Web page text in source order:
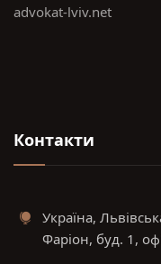
advokat-lviv.net
Контакти
Україна,
Фаріон, буд. 1,